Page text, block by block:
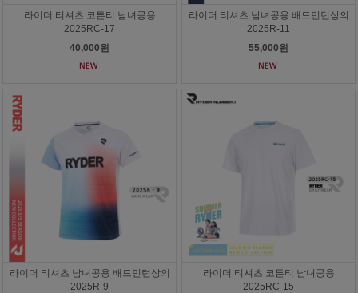
라이더 티셔츠 코튼티 남녀공용
2025RC-17
40,000원
라이더 티셔츠 남녀공용 배드민턴상의
2025R-11
55,000원
라이더 티셔츠 남녀공용 배드민턴상의
2025R-9
라이더 티셔츠 코튼티 남녀공용
2025RC-15